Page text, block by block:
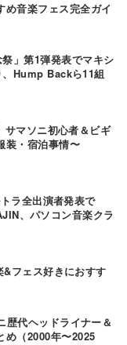
め音楽フェス完全ガイ
」第1弾発表でマキシ
Hump Backら11組
サマソニ初心者＆ビギ
装・宿泊事情〜
ラ全出演者発表で
、パソコン音楽クラ
フェス好きにおすす
歴代ヘッドライナー＆
め（2000年〜2025